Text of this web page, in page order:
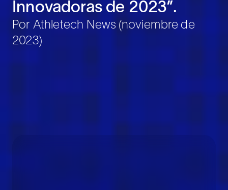
Innovadoras de 2023”.
Por Athletech News (noviembre de
2023)